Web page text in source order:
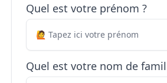
Quel est votre prénom ?
Quel est votre nom de